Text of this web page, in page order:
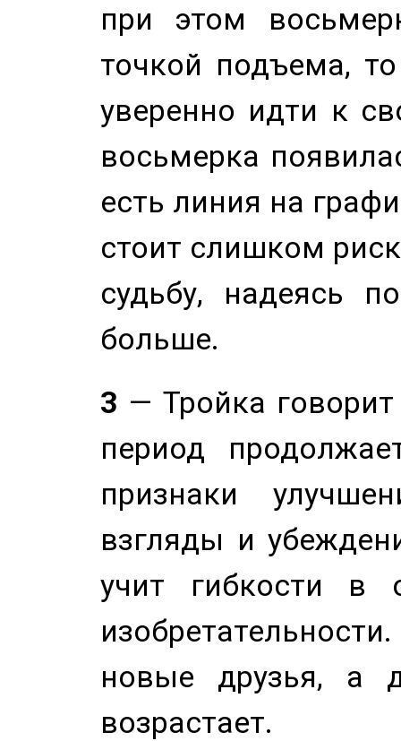
при этом
точкой подъема,
уверенно идти к
восьмерка
есть линия на
стоит слишком
судьбу, надеясь
больше.
3 — Тройка
период
признаки
взгляды и
учит гибкости в
новые друзья, а
возрастает.